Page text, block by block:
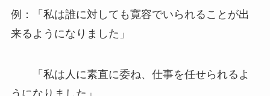
例：「私は誰に対しても寛容でいられることが出
来るようになりました」
「私は人に素直に委ね、仕事を任せられるよ
うになりました」